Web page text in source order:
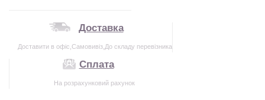
Доставка
Доставити в офіс,Самовивіз,До складу перевізника
Сплата
На розрахунковий рахунок